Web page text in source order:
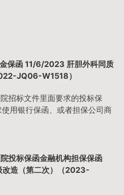
保函 11/6/2023 肝胆外科同质
JQ06-W1518）
招标文件里面要求的投标保
用银行保函、或者担保公司商
投标保函金融机构担保保函
造（第二次）（2023-